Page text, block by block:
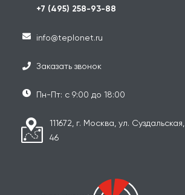
+7 (495) 258-93-88
info@teplonet.ru
Заказать звонок
Пн-Пт: с 9:00 до 18:00
111672, г. Москва, ул. Суздальская,
46